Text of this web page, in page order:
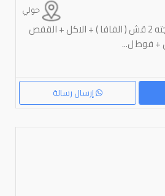
حولي
للبيع ارنب مع جميع احتياجته 2 قش ( الفافا ) + الاكل + القفص
+ فوط ل...
إرسال رسالة